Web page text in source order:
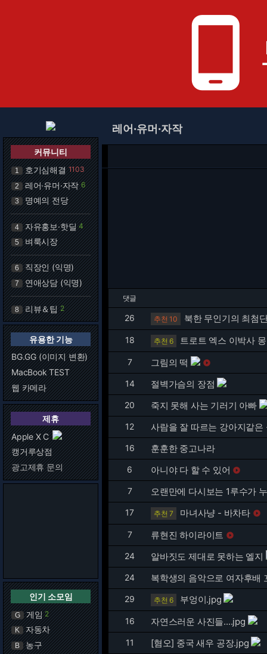
phone_android
커뮤니티
1 호기심해결 1103
2 레어·유머·자작 6
3 명예의 전당
4 자유홍보·핫딜 4
5 벼룩시장
6 직장인 (익명)
7 연애상담 (익명)
8 리뷰＆팁 2
유용한 기능
BG.GG (이미지 변환)
MacBook TEST
웹 카메라
제휴
Apple X C
캥거루상점
광고제휴 문의
인기 소모임
G 게임 2
K 자동차
B 농구
레어·유머·자작
댓글
26 추천 10 북한 무인기의 최첨
18 추천 6 트로트 엑스 이박사
7 그림의 떡 
14 절벽가슴의 장점
20 죽지 못해 사는 기러기 아빠
12 사람을 잘 따르는 강아지같은
16 훈훈한 중고나라
6 아니야 다 할 수 있어 
7 오랜만에 다시보는 1루수가
17 추천 7 마녀사냥 - 바차타 
7 류현진 하이라이트 
24 알바짓도 제대로 못하는 엘지
24 복학생의 음악으로 여자후배
29 추천 6 부엉이.jpg
16 자연스러운 사진들....jpg
11 [혐오] 중국 새우 공장.jpg